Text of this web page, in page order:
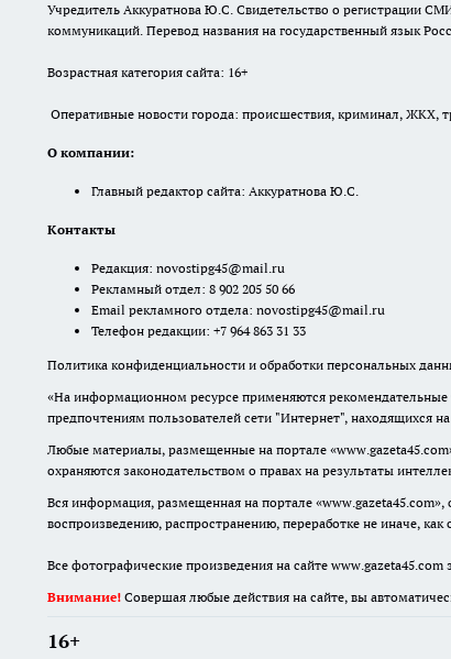
Учредитель Аккуратнова Ю.С. Свидетельство о регистрации
коммуникаций. Перевод названия на государственный язык
Возрастная категория сайта: 16+
Оперативные новости города: происшествия, криминал, ЖКХ,
О компании:
Главный редактор сайта: Аккуратнова Ю.С.
Контакты
Редакция: novostipg45@mail.ru
Рекламный отдел: 8 902 205 50 66
Email рекламного отдела: novostipg45@mail.ru
Телефон редакции: +7 964 863 31 33
Политика конфиденциальности и обработки персональных
«На информационном ресурсе применяются рекомендательные
предпочтениям пользователей сети "Интернет", находящихся
Любые материалы, размещенные на портале
охраняются законодательством о правах на результаты
Вся информация, размещенная на портале
воспроизведению, распространению, переработке не иначе,
Все фотографические произведения на сайте
Внимание! Совершая любые действия на сайте, вы
16+